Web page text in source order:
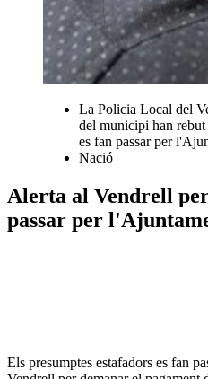
La Policia Local del
del municipi han rebut
es fan passar per
Nació
Alerta al Vendrell
passar per
Els presumptes estafadors es fan